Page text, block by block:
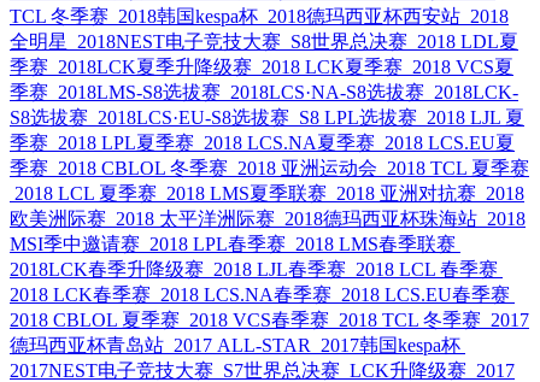
TCL 冬季赛 2018韩国kespa杯 2018德玛西亚杯西安站 2018
全明星
2018NEST电子竞技大赛 S8世界总决赛 2018 LDL夏
季赛 2018LCK夏季升降级赛 2018 LCK夏季赛 2018 VCS夏
季赛 2018LMS-S8选拔赛 2018LCS·NA-S8选拔赛 2018LCK-
S8选拔赛 2018LCS·EU-S8选拔赛 S8 LPL选拔赛 2018 LJL 夏
季赛 2018 LPL夏季赛 2018 LCS.NA夏季赛 2018 LCS.EU夏
季赛 2018 CBLOL 冬季赛 2018 亚洲运动会 2018 TCL 夏季赛
2018 LCL 夏季赛 2018 LMS夏季联赛 2018 亚洲对抗赛 2018
欧美洲际赛 2018 太平洋洲际赛 2018德玛西亚杯珠海站 2018
MSI季中邀请赛 2018 LPL春季赛 2018 LMS春季联赛
2018LCK春季升降级赛 2018 LJL春季赛 2018 LCL 春季赛
2018 LCK春季赛 2018 LCS.NA春季赛 2018 LCS.EU春季赛
2018 CBLOL 夏季赛 2018 VCS春季赛 2018 TCL 冬季赛 2017
德玛西亚杯青岛站 2017 ALL-STAR
2017韩国kespa杯
2017NEST电子竞技大赛 S7世界总决赛 LCK升降级赛 2017